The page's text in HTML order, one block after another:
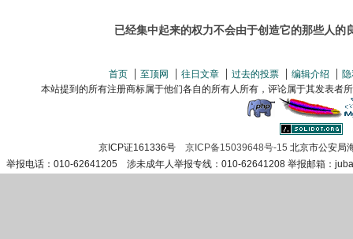
已经集中起来的权力不会由于创造它的那些人的
首页 至顶网 往日文章 过去的投票 编辑介绍
本站提到的所有注册商标属于他们各自的所有人所有，评论属于其发表者
京ICP证161336号 京ICP备15039648号-15 北京市公安局
举报电话：010-62641205 涉未成年人举报专线：010-62641208 举报邮箱：